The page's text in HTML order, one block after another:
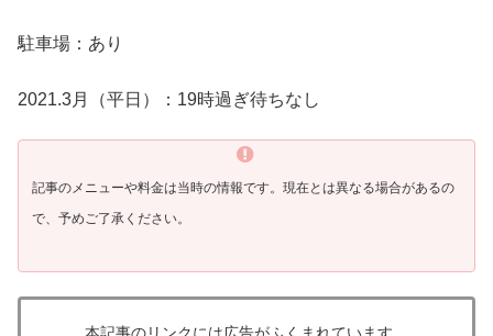
駐車場：あり
2021.3月（平日）：19時過ぎ待ちなし
記事のメニューや料金は当時の情報です。現在とは異なる場合があるの
で、予めご了承ください。